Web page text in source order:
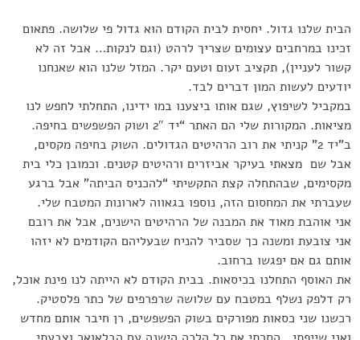
הבית שלנו גדול. יחסית לבית הקודם הוא גדול פי שלושה. פתאום
זכינו במרחבים עצומים שצריך לרהט (וגם לנקות… אבל זה לא
קשור לעניין), תקציב זעום וטעם יקר. המזל שלנו הוא שאנחנו
יודעים לעשות המון דברים לבד.
במקביל לשיפוץ, שגם אותו ביצענו במו ידינו, התחלתי לחפש לנו
מציאות. המקורות שלי הם האתר “יד 2″ ושוק הפשפשים בחיפה.
ב”יד 2” קניתי את רוב הרהיטים הגדולים. השוק בחיפה מקסים,
אבל שם מצאתי בעיקר אביזרים ורהיטים קטנים. וכמובן כלי בית
מקסימים, שבהתחלה קצת התקשיתי “להכניס הביתה” אבל ברגע
שעברתי את המחסום הזה, נוספו בגאווה לארונות המטבח שלי.
אני אוהבת מאוד את המבנה של הרהיטים הישנים, אבל את רובם
אני צובעת ומשנה כך שסביר להניח שבעליהם הקודמים לא יזהו
אותם גם אם יפגשו ברחוב.
את האוסף התחלנו בכיסאות. בבית הקודם לא הייתה לנו פינת אוכל,
רק דלפק נשלף במטבח עם שלושה שרפרפים של כתר פלסטיק.
רכשנו שני כסאות מפורקים בשוק הפשפשים, רן חיבר אותם מחדש